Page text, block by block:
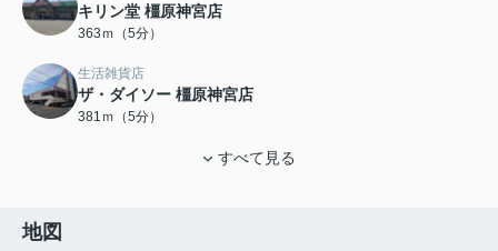
キリン堂 橿原神宮店
363ｍ（5分）
生活雑貨店
ザ・ダイソー 橿原神宮店
381ｍ（5分）
すべて見る
地図